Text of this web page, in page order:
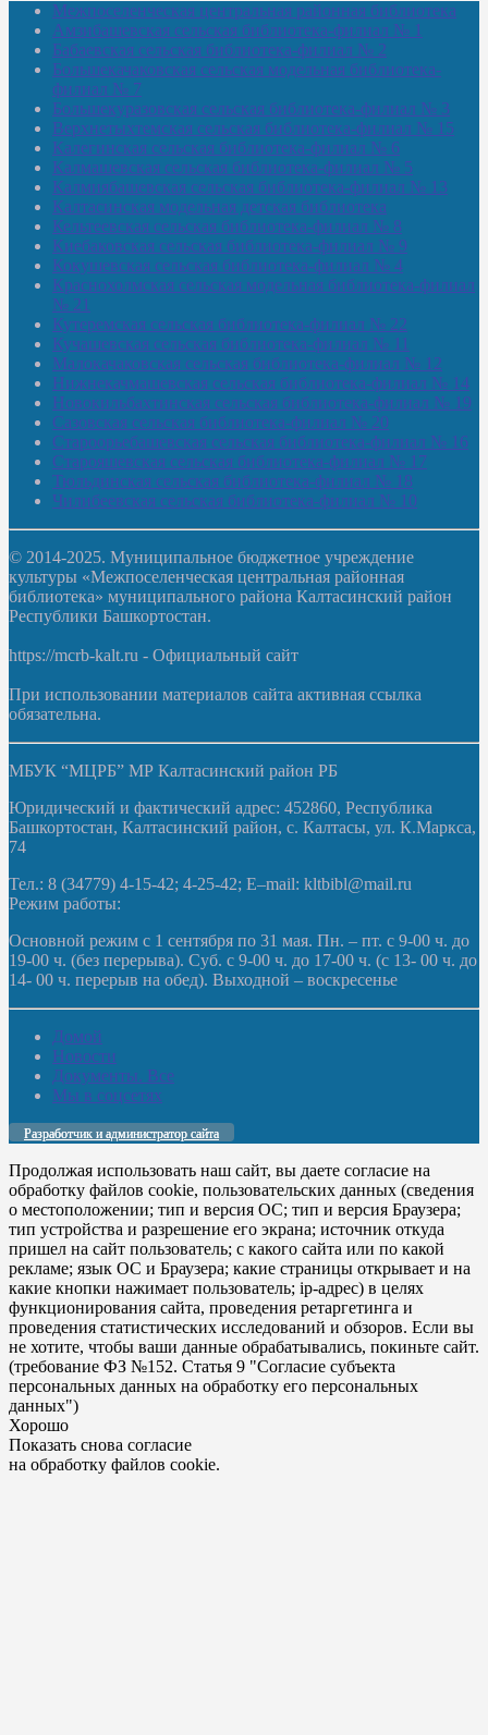
Межпоселенческая центральная районная библиотека
Амзибашевская сельская библиотека-филиал № 1
Бабаевская сельская библиотека-филиал № 2
Большекачаковская сельская модельная библиотека-
филиал № 7
Большекуразовская сельская библиотека-филиал № 3
Верхнетыхтемская сельская библиотека-филиал № 15
Калегинская сельская библиотека-филиал № 6
Калмашевская сельская библиотека-филиал № 5
Калмиябашевская сельская библиотека-филиал № 13
Калтасинская модельная детская библиотека
Кельтеевская сельская библиотека-филиал № 8
Киебаковская сельская библиотека-филиал № 9
Кокушевская сельская библиотека-филиал № 4
Краснохолмская сельская модельная библиотека-филиал
№ 21
Кутеремская сельская библиотека-филиал № 22
Кучашевская сельская библиотека-филиал № 11
Малокачаковская сельская библиотека-филиал № 12
Нижнекачмашевская сельская библиотека-филиал № 14
Новокильбахтинская сельская библиотека-филиал № 19
Сазовская сельская библиотека-филиал № 20
Староорьебашевская сельская библиотека-филиал № 16
Старояшевская сельская библиотека-филиал № 17
Тюльдинская сельская библиотека-филиал № 18
Чилибеевская сельская библиотека-филиал № 10
© 2014-2025. Муниципальное бюджетное учреждение
культуры «Межпоселенческая центральная районная
библиотека» муниципального района Калтасинский район
Республики Башкортостан.
https://mcrb-kalt.ru - Официальный сайт
При использовании материалов сайта активная ссылка
обязательна.
МБУК “МЦРБ” МР Калтасинский район РБ
Юридический и фактический адрес: 452860, Республика
Башкортостан, Калтасинский район, с. Калтасы, ул. К.Маркса,
74
Тел.: 8 (34779) 4-15-42; 4-25-42; E–mail: kltbibl@mail.ru
Режим работы:
Основной режим с 1 сентября по 31 мая. Пн. – пт. с 9-00 ч. до
19-00 ч. (без перерыва). Суб. с 9-00 ч. до 17-00 ч. (с 13- 00 ч. до
14- 00 ч. перерыв на обед). Выходной – воскресенье
Домой
Новости
Документы. Все
Мы в соцсетях
Разработчик и администратор сайта
Продолжая использовать наш сайт, вы даете согласие на
обработку файлов cookie, пользовательских данных (сведения
о местоположении; тип и версия ОС; тип и версия Браузера;
тип устройства и разрешение его экрана; источник откуда
пришел на сайт пользователь; с какого сайта или по какой
рекламе; язык ОС и Браузера; какие страницы открывает и на
какие кнопки нажимает пользователь; ip-адрес) в целях
функционирования сайта, проведения ретаргетинга и
проведения статистических исследований и обзоров. Если вы
не хотите, чтобы ваши данные обрабатывались, покиньте сайт.
(требование ФЗ №152. Статья 9 "Согласие субъекта
персональных данных на обработку его персональных
данных")
Хорошо
Показать снова согласие
на обработку файлов cookie.